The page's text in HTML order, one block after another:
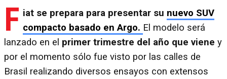
F iat se prepara para presentar su nuevo SUV
compacto basado en Argo. El modelo será
lanzado en el primer trimestre del año que viene y
por el momento sólo fue visto por las calles de
Brasil realizando diversos ensayos con extensos